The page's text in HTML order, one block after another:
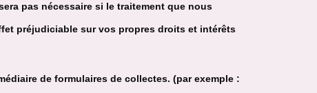
pas nécessaire si le traitement que nous
préjudiciable sur vos propres droits et intérêts
de formulaires de collectes. (par exemple :